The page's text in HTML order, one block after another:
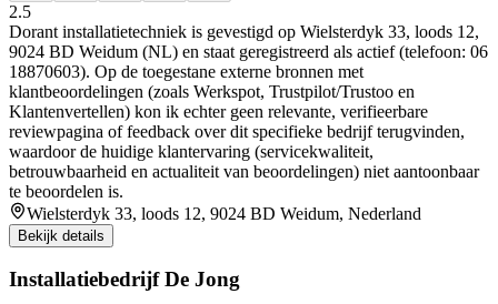
2.5
Dorant installatietechniek is gevestigd op Wielsterdyk 33, loods 12,
9024 BD Weidum (NL) en staat geregistreerd als actief (telefoon: 06
18870603). Op de toegestane externe bronnen met
klantbeoordelingen (zoals Werkspot, Trustpilot/Trustoo en
Klantenvertellen) kon ik echter geen relevante, verifieerbare
reviewpagina of feedback over dit specifieke bedrijf terugvinden,
waardoor de huidige klantervaring (servicekwaliteit,
betrouwbaarheid en actualiteit van beoordelingen) niet aantoonbaar
te beoordelen is.
Wielsterdyk 33, loods 12, 9024 BD Weidum, Nederland
Bekijk details
Installatiebedrijf De Jong